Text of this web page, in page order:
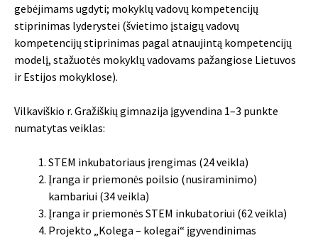
gebėjimams ugdyti; mokyklų vadovų kompetencijų
stiprinimas lyderystei (švietimo įstaigų vadovų
kompetencijų stiprinimas pagal atnaujintą kompetencijų
modelį, stažuotės mokyklų vadovams pažangiose Lietuvos
ir Estijos mokyklose).
Vilkaviškio r. Gražiškių gimnazija įgyvendina 1–3 punkte
numatytas veiklas:
STEM inkubatoriaus įrengimas (24 veikla)
Įranga ir priemonės poilsio (nusiraminimo)
kambariui (34 veikla)
Įranga ir priemonės STEM inkubatoriui (62 veikla)
Projekto „Kolega – kolegai“ įgyvendinimas